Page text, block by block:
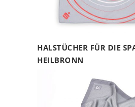
HALSTÜCHER FÜR DIE
HEILBRONN